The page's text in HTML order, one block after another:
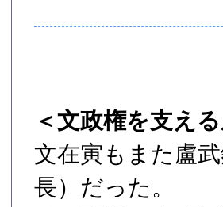
＜文政権を支え
文在寅もまた盧
長）だった。